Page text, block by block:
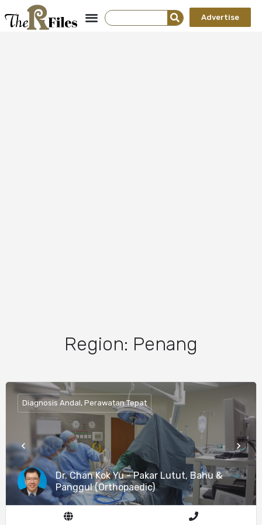
Advertise
Region: Penang
Dr. Chan Kok Yu - Pakar Lutut, Bahu &
Panggul (Orthopaedic)
Diagnosis Andal, Perawatan Tepat